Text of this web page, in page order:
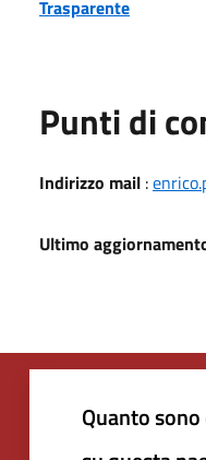
Trasparente
Punti di
Indirizzo mail :
Ultimo
Quanto